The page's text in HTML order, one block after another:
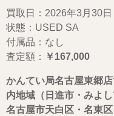
買取日：2026年3月30日
状態：USED SA
付属品：なし
査定額：
￥167,000
かんてい局名古屋東郷
内地域（日進市・みよ
名古屋市天白区・名東